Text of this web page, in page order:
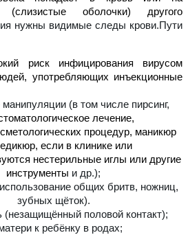
оболочки) другого
нужны видимые следы крови.Пути
риск инфицирования вирусом
употребляющих инъекционные
(в том числе пирсинг,
лечение,
процедур, маникюр
если в клинике или
нестерильные иглы или другие
инструменты и др.);
общих бритв, ножниц,
зубных щёток).
(незащищённый половой контакт);
к ребёнку в родах;